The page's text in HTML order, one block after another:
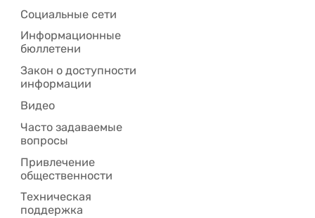
Социальные сети
Информационные
бюллетени
Закон о доступности
информации
Видео
Часто задаваемые
вопросы
Привлечение
общественности
Техническая
поддержка